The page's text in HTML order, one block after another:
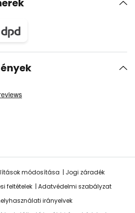
módosítása
Jogi záradék
feltételek
Adatvédelmi szabályzat
irányelvek